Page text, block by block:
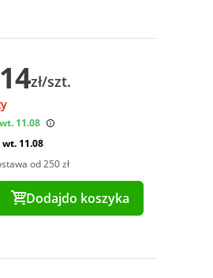
zł/szt.
wt. 11.08
wt. 11.08
od 250 zł
Dodajdo koszyka